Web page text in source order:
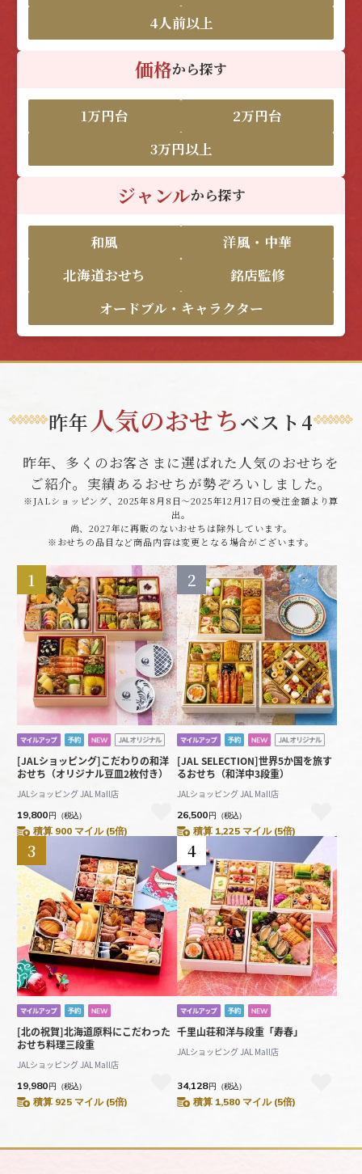
4人前以上
価格から探す
1万円台
2万円台
3万円以上
ジャンルから探す
和風
洋風・中華
北海道おせち
銘店監修
オードブル・キャラクター
昨年 人気のおせちベスト4
昨年、多くのお客さまに選ばれた人気のおせちを
ご紹介。実績あるおせちが勢ぞろいしました。
※JALショッピング、2025年8月8日～2025年12月17日の受注金額より算
出。
尚、2027年に再販のないおせちは除外しています。
※おせちの品目など商品内容は変更となる場合がございます。
1
[JALショッピング]こだわりの和洋
おせち（オリジナル豆皿2枚付き）
JALショッピング JAL Mall店
19,800円 （税込）
積算 900 マイル (5倍)
2
[JAL SELECTION]世界5か国を旅す
るおせち（和洋中3段重）
JALショッピング JAL Mall店
26,500円 （税込）
積算 1,225 マイル (5倍)
3
[北の祝賀]北海道原料にこだわった
おせち料理三段重
JALショッピング JAL Mall店
19,980円 （税込）
積算 925 マイル (5倍)
4
千里山荘和洋与段重「寿春」
JALショッピング JAL Mall店
34,128円 （税込）
積算 1,580 マイル (5倍)